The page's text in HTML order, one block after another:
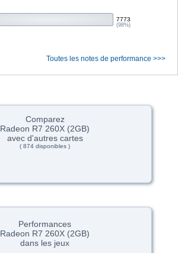
7773
(98%)
Toutes les notes de performance >>>
Comparez
Radeon R7 260X (2GB)
avec d'autres cartes
( 874 disponibles )
Performances
Radeon R7 260X (2GB)
dans les jeux